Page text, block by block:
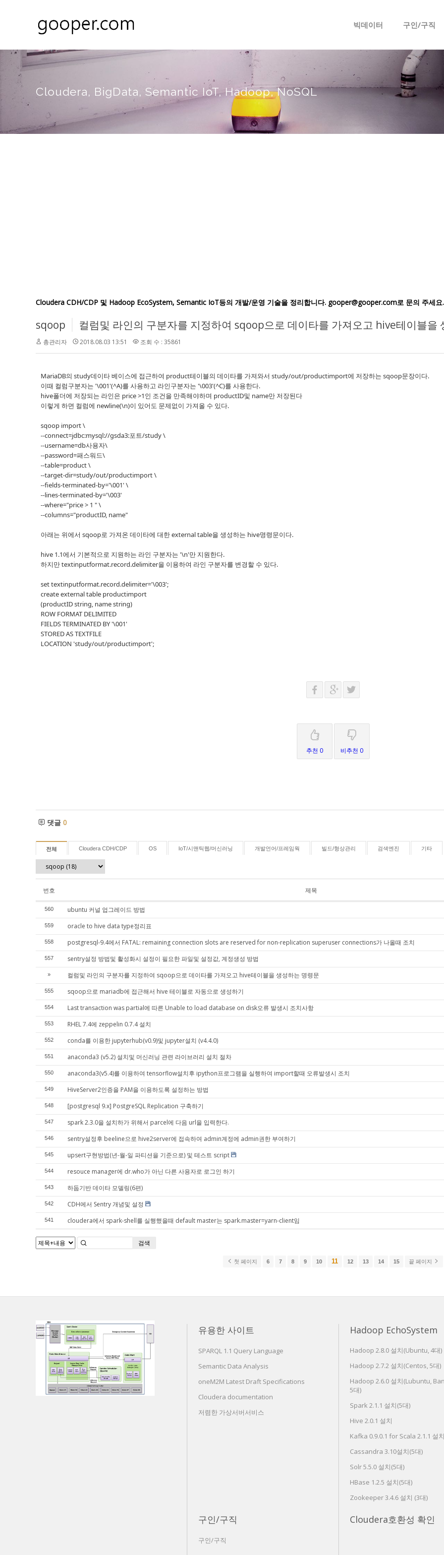
빅데이터 구인/구직
Cloudera, BigData, Semantic IoT, Hadoop, NoSQL
Cloudera CDH/CDP 및 Hadoop EcoSystem, Semantic IoT등의 개발/운영 기술을 정리합니다. gooper@gooper.com로 문의 주세요.
sqoop 컬럼및 라인의 구분자를 지정하여 sqoop으로 데이타를 가져오고 hive테이블을
총관리자 2018.08.03 13:51 조회 수 : 35861
MariaDB의 study데이타 베이스에 접근하여 product테이블의 데이타를 가져와서 study/out/productimport에 저장하는 sqoop문장이다.
이때 컬럼구분자는 '\001'(^A)를 사용하고 라인구분자는 '\003'(^C)를 사용한다.
hive폴더에 저장되는 라인은 price >1인 조건을 만족해야하며 productID및 name만 저장된다
이렇게 하면 컬럼에 newline(\n)이 있어도 문제없이 가져올 수 있다.
sqoop import \
--connect=jdbc:mysql://gsda3:포트/study \
--username=db사용자\
--password=패스워드\
--table=product \
--target-dir=study/out/productimport \
--fields-terminated-by='\001' \
--lines-terminated-by='\003'
--where="price > 1 " \
--columns="productID, name"
아래는 위에서 sqoop로 가져온 데이타에 대한 external table을 생성하는 hive명령문이다.
hive 1.1에서 기본적으로 지원하는 라인 구분자는 '\n'만 지원한다.
하지만 textinputformat.record.delimiter을 이용하여 라인 구분자를 변경할 수 있다.
set textinputformat.record.delimiter='\003';
create external table productimport
(productID string, name string)
ROW FORMAT DELIMITED
FIELDS TERMINATED BY '\001'
STORED AS TEXTFILE
LOCATION 'study/out/productimport';
추천 0 비추천 0
댓글 0
전체 Cloudera CDH/CDP OS IoT/시맨틱웹/머신러닝 개발언어/프레임웍 빌드/형상관리 검색엔진 기타
번호 제목
560 ubuntu 커널 업그레이드 방법
559 oracle to hive data type정리표
558 postgresql-9.4에서 FATAL: remaining connection slots are reserved for non-replication superuser connections가 나올때 조치
557 sentry설정 방법및 활성화시 설정이 필요한 파일및 설정값, 계정생성 방법
» 컬럼및 라인의 구분자를 지정하여 sqoop으로 데이타를 가져오고 hive테이블을 생성하는 명령문
555 sqoop으로 mariadb에 접근해서 hive 테이블로 자동으로 생성하기
554 Last transaction was partial에 따른 Unable to load database on disk오류 발생시 조치사항
553 RHEL 7.4에 zeppelin 0.7.4 설치
552 conda를 이용한 jupyterhub(v0.9)및 jupyter설치 (v4.4.0)
551 anaconda3 (v5.2) 설치및 머신러닝 관련 라이브러리 설치 절차
550 anaconda3(v5.4)를 이용하여 tensorflow설치후 ipython프로그램을 실행하여 import할때 오류발생시 조치
549 HiveServer2인증을 PAM을 이용하도록 설정하는 방법
548 [postgresql 9.x] PostgreSQL Replication 구축하기
547 spark 2.3.0을 설치하가 위해서 parcel에 다음 url을 입력한다.
546 sentry설정후 beeline으로 hive2server에 접속하여 admin계정에 admin권한 부여하기
545 upsert구현방법(년-월-일 파티션을 기준으로) 및 테스트 script
544 resouce manager에 dr.who가 아닌 다른 사용자로 로그인 하기
543 하둡기반 데이타 모델링(6편)
542 CDH에서 Sentry 개념및 설정
541 cloudera에서 spark-shell를 실행했을때 default master는 spark.master=yarn-client임
검색
첫 페이지 6 7 8 9 10 11 12 13 14 15 끝 페이지
유용한 사이트
SPARQL 1.1 Query Language
Semantic Data Analysis
oneM2M Latest Draft Specifications
Cloudera documentation
저렴한 가상서버서비스
Hadoop EchoSystem
Hadoop 2.8.0 설치(Ubuntu, 4대)
Hadoop 2.7.2 설치(Centos, 5대)
Hadoop 2.6.0 설치(Lubuntu,
5대)
Spark 2.1.1 설치(5대)
Hive 2.0.1 설치
Kafka 0.9.0.1 for Scala 2.1.1 설
Cassandra 3.10설치(5대)
Solr 5.5.0 설치(5대)
HBase 1.2.5 설치(5대)
Zookeeper 3.4.6 설치 (3대)
구인/구직
구인/구직
Cloudera호환성 확인